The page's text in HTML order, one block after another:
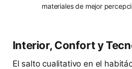
materiales de mejor
Interior, Confort y
El salto cualitativo en el